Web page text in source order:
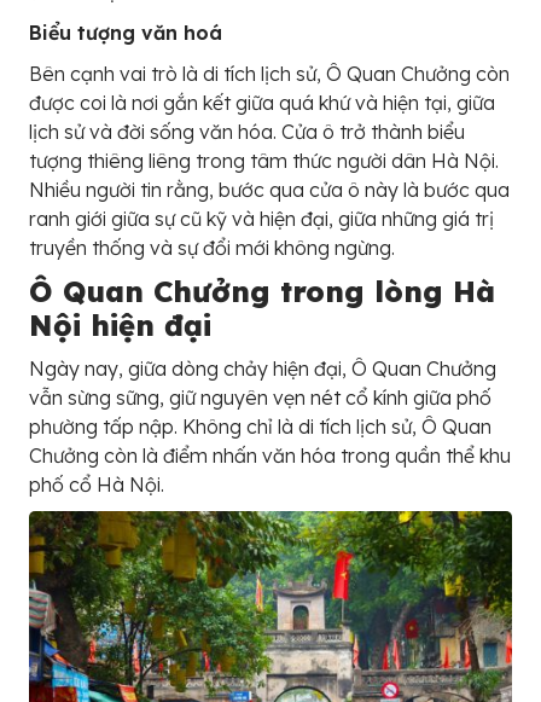
Biểu tượng văn hoá
Bên cạnh vai trò là di tích lịch sử, Ô Quan Chưởng còn
được coi là nơi gắn kết giữa quá khứ và hiện tại, giữa
lịch sử và đời sống văn hóa. Cửa ô trở thành biểu
tượng thiêng liêng trong tâm thức người dân Hà Nội.
Nhiều người tin rằng, bước qua cửa ô này là bước qua
ranh giới giữa sự cũ kỹ và hiện đại, giữa những giá trị
truyền thống và sự đổi mới không ngừng.
Ô Quan Chưởng trong lòng Hà
Nội hiện đại
Ngày nay, giữa dòng chảy hiện đại, Ô Quan Chưởng
vẫn sừng sững, giữ nguyên vẹn nét cổ kính giữa phố
phường tấp nập. Không chỉ là di tích lịch sử, Ô Quan
Chưởng còn là điểm nhấn văn hóa trong quần thể khu
phố cổ Hà Nội.